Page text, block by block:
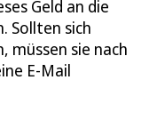
Geld an die
Sollten sich
müssen sie nach
E-Mail